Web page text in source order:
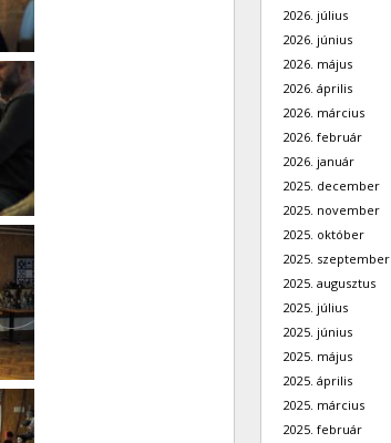
2026. július
2026. június
2026. május
2026. április
2026. március
2026. február
2026. január
2025. december
2025. november
2025. október
2025. szeptember
2025. augusztus
2025. július
2025. június
2025. május
2025. április
2025. március
2025. február